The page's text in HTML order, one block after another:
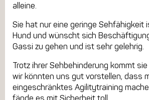
alleine.
Sie hat nur eine geringe Sehfähigkeit
Hund und wünscht sich
Gassi zu gehen und ist sehr gelehrig.
Trotz ihrer Sehbehinderung kommt
wir könnten uns gut vorstellen, dass
eingeschränktes Agilitytraining